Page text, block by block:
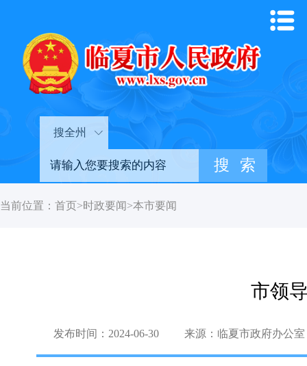
搜全州
当前位置： 首页>时政要闻 >本市要闻
市领
发布时间：2024-06-30 来源：临夏市政府办公室